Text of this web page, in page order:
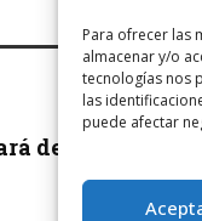
Para ofrecer las
almacenar y/o
tecnologías nos
las
puede afectar
de forma